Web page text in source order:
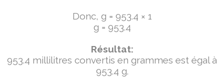
Donc, g = 953.4 × 1
g = 953.4
Résultat:
953.4 millilitres convertis en grammes est égal à
953.4 g.